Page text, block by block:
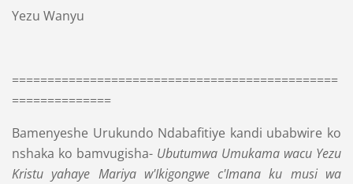
Yezu Wanyu
==============================================
==============
Bamenyeshe Urukundo Ndabafitiye kandi ubabwire ko
nshaka ko bamvugisha- Ubutumwa Umukama wacu Yezu
Kristu yahaye Mariya w'Ikigongwe c'Imana ku musi wa